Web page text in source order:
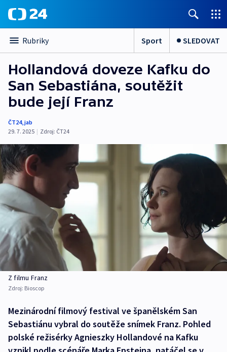
Rubriky Sport SLEDOVAT
Hollandová doveze Kafku do
San Sebastiána, soutěžit
bude její Franz
ČT24,jab
29. 7. 2025 | Zdroj: ČT24
Z filmu Franz
Zdroj: Bioscop
Mezinárodní filmový festival ve španělském San
Sebastiánu vybral do soutěže snímek Franz. Pohled
polské režisérky Agnieszky Hollandové na Kafku